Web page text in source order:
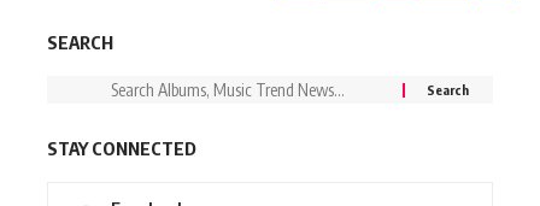
SEARCH
STAY CONNECTED